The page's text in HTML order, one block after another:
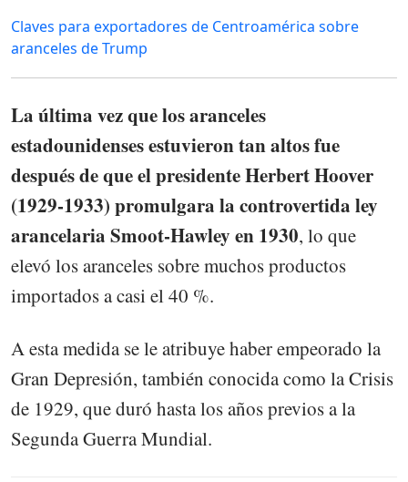
Claves para exportadores de Centroamérica sobre
aranceles de Trump
La última vez que los aranceles
estadounidenses estuvieron tan altos fue
después de que el presidente Herbert Hoover
(1929-1933) promulgara la controvertida ley
arancelaria Smoot-Hawley en 1930, lo que
elevó los aranceles sobre muchos productos
importados a casi el 40 %.
A esta medida se le atribuye haber empeorado la
Gran Depresión, también conocida como la Crisis
de 1929, que duró hasta los años previos a la
Segunda Guerra Mundial.